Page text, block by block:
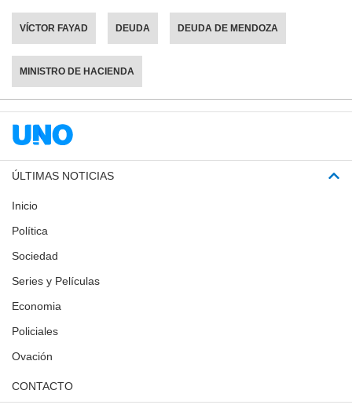
VÍCTOR FAYAD DEUDA DEUDA DE MENDOZA
MINISTRO DE HACIENDA
ÚLTIMAS NOTICIAS
Inicio
Política
Sociedad
Series y Películas
Economia
Policiales
Ovación
CONTACTO